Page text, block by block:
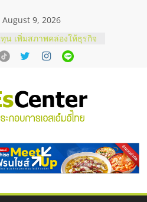
August 9, 2026
ในไทยที่ไหนดี?
ริการให้คุ้มค่าและตอบ
ลน์ โอกาสบริหารสถานี
Shell
แฟรนไชส์ยอนนี่
สียงคุณภาพสูง พร้อม
ภาพและเสียง